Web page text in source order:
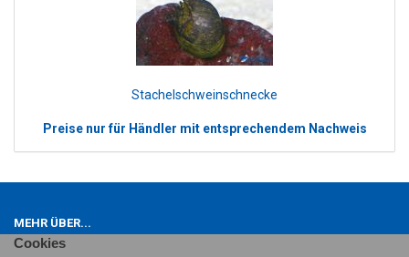
Cookies
Stachelschweinschnecke
Preise nur für Händler mit entsprechendem Nachweis
MEHR ÜBER...
Impressum